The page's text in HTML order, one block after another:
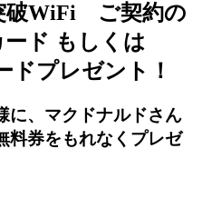
破WiFi ご契約の
ード もしくは
ドプレゼント！
、マクドナルドさん
料券をもれなくプレゼ